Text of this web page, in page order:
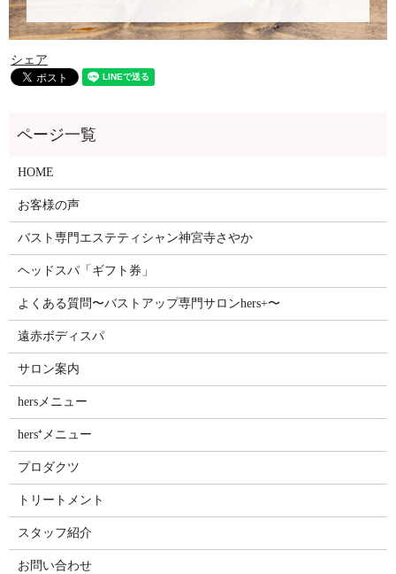
シェア
HOME
お客様の声
バスト専門エステティシャン神宮寺さやか
ヘッドスパ「ギフト券」
よくある質問〜バストアップ専門サロンhers+〜
遠赤ボディスパ
サロン案内
hersメニュー
hers⁺メニュー
プロダクツ
トリートメント
スタッフ紹介
お問い合わせ